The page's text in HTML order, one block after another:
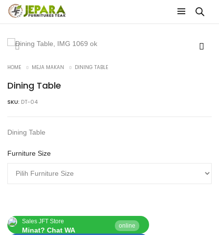
HOME MEJA MAKAN DINING TABLE
Dining Table
SKU: DT-04
Dining Table
Furniture Size
Sales JFT Store
online
Minat? Chat WA